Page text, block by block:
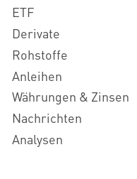
ETF
Derivate
Rohstoffe
Anleihen
Währungen & Zinsen
Nachrichten
Analysen